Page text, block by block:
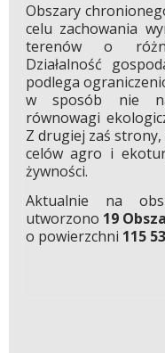
Obszary
celu zachowania
terenów o
Działalność
podlega
w sposób nie
równowagi
Z drugiej zaś
celów agro i
żywności.
Aktualnie na
utworzono 19
o powierzchni 115